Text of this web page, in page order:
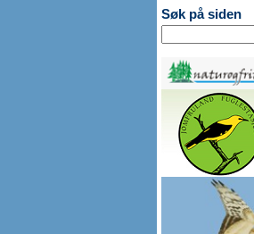
Søk på siden